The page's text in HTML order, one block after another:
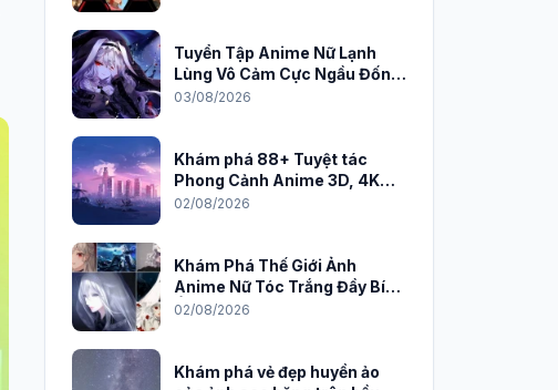
Tuyển Tập Anime Nữ Lạnh
Lùng Vô Cảm Cực Ngầu Đốn
Tim Fan
03/08/2026
Khám phá 88+ Tuyệt tác
Phong Cảnh Anime 3D, 4K
Sắc Nét
02/08/2026
Khám Phá Thế Giới Ảnh
Anime Nữ Tóc Trắng Đầy Bí
Ẩn và Quyến Rũ
02/08/2026
Khám phá vẻ đẹp huyền ảo